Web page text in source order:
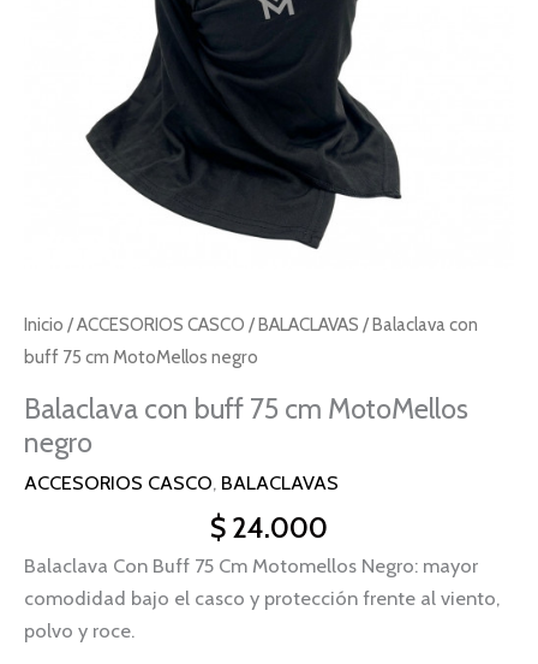
Inicio /ACCESORIOS CASCO /BALACLAVAS / Balaclava con
buff 75 cm MotoMellos negro
Balaclava con buff 75 cm MotoMellos
negro
ACCESORIOS CASCO, BALACLAVAS
$ 24.000
Balaclava Con Buff 75 Cm Motomellos Negro: mayor
comodidad bajo el casco y protección frente al viento,
polvo y roce.